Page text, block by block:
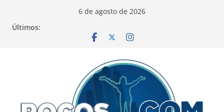
6 de agosto de 2026
Últimos: